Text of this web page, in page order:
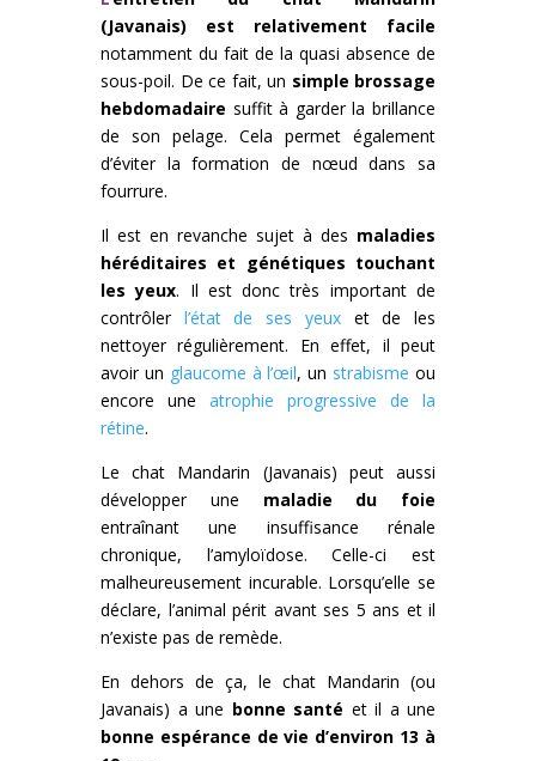
(Javanais) est relativement facile
notamment du fait de la quasi absence de
sous-poil. De ce fait, un simple brossage
hebdomadaire suffit à garder la brillance
de son pelage. Cela permet également
d’éviter la formation de nœud dans sa
fourrure.
Il est en revanche sujet à des maladies
héréditaires et génétiques touchant
les yeux. Il est donc très important de
contrôler l’état de ses yeuxet de les
nettoyer régulièrement. En effet, il peut
avoir un glaucome à l’œil, un strabisme ou
encore une atrophie progressive de la
rétine.
Le chat Mandarin (Javanais) peut aussi
développer une maladie du foie
entraînant une insuffisance rénale
chronique, l’amyloïdose. Celle-ci est
malheureusement incurable. Lorsqu’elle se
déclare, l’animal périt avant ses 5 ans et il
n’existe pas de remède.
En dehors de ça, le chat Mandarin (ou
Javanais) a une bonne santé et il a une
bonne espérance de vie d’environ 13 à